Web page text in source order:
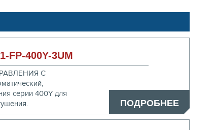
400Y-3UM
С
серии 400Y для
ПОДРОБНЕЕ